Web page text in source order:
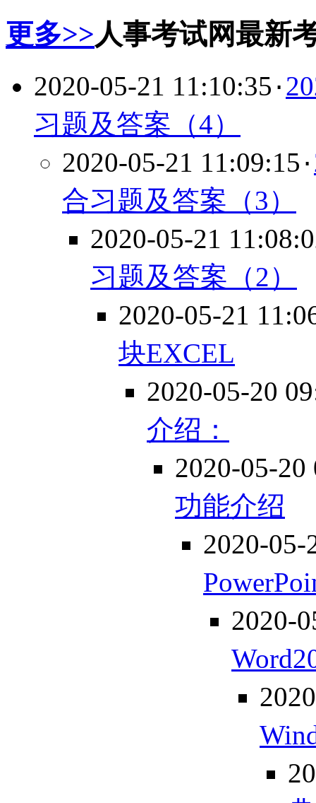
更多>>人事考试网最新
2020-05-21 11:10:35 ·
习题及答案（4）
2020-05-21 11:09:15 ·
合习题及答案（3）
2020-05-21
习题及答案（2）
2020-05-21
块EXCEL
2020-05-20
介绍：
2020-05-20
功能介绍
2020-05-
2020-